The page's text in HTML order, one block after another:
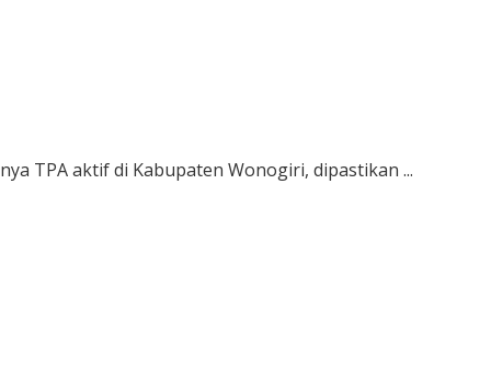
TPA aktif di Kabupaten Wonogiri, dipastikan ...